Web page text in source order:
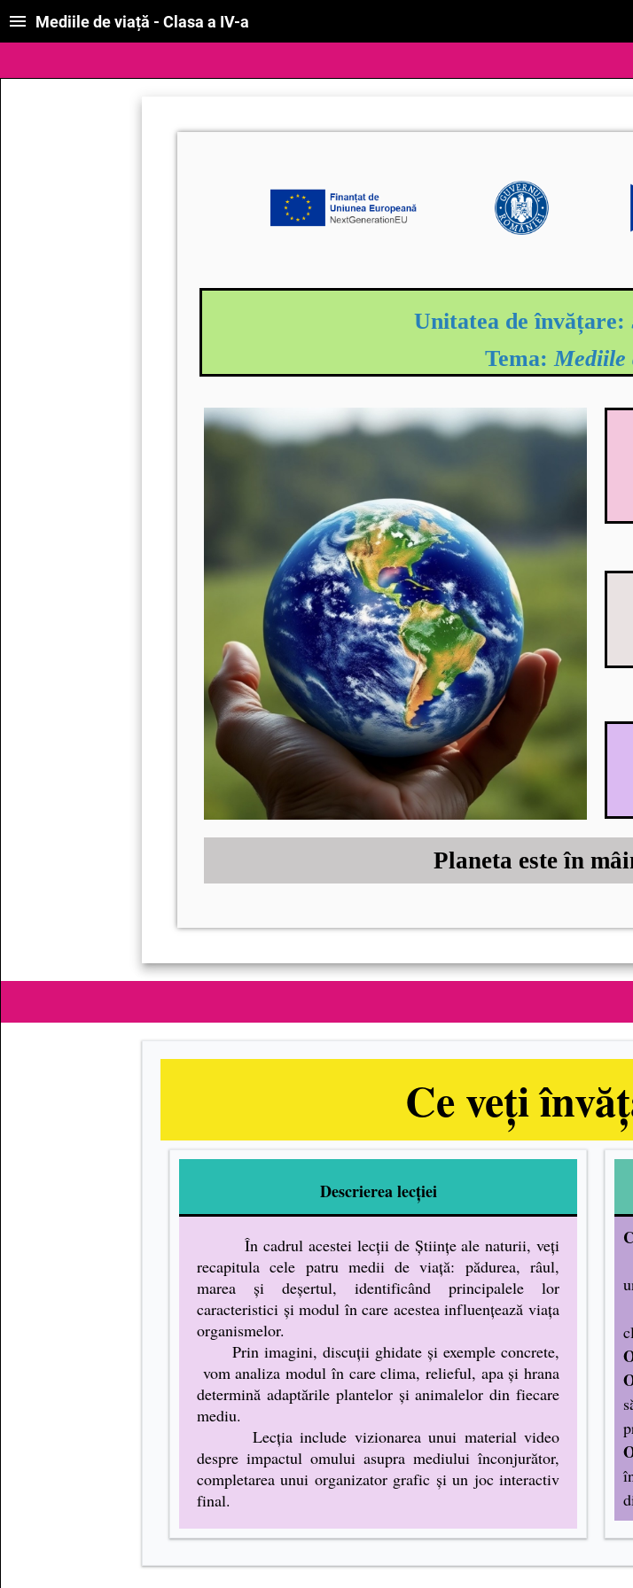
Mediile de viață - Clasa a IV-a
Unitatea de învățare:
Tema:Mediile
Planeta este în
Ce veți
Descrierea lecției
În cadrul acestei lecții de Științe ale naturii, veți
recapitula cele patru medii de viață: pădurea, râul,
marea și deșertul, identificând principalele lor
caracteristici și modul în care acestea influențează viața
organismelor.
Prin imagini, discuții ghidate și exemple concrete,
vom analiza modul în care clima, relieful, apa și hrana
determină adaptările plantelor și animalelor din fiecare
mediu.
Lecția include vizionarea unui material video
despre impactul omului asupra mediului înconjurător,
completarea unui organizator grafic și un joc interactiv
final.